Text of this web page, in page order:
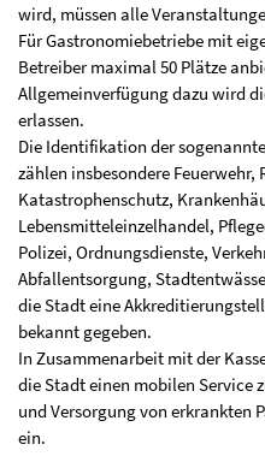
wird, müssen alle
Für Gastronomiebetriebe mit
Betreiber maximal 50 Plätze
Allgemeinverfügung dazu wird
erlassen.
Die Identifikation der
zählen insbesondere Feuerwehr,
Katastrophenschutz,
Lebensmitteleinzelhandel,
Polizei, Ordnungsdienste,
Abfallentsorgung,
die Stadt eine
bekannt gegeben.
In Zusammenarbeit mit der
die Stadt einen mobilen Service
und Versorgung von erkrankten
ein.